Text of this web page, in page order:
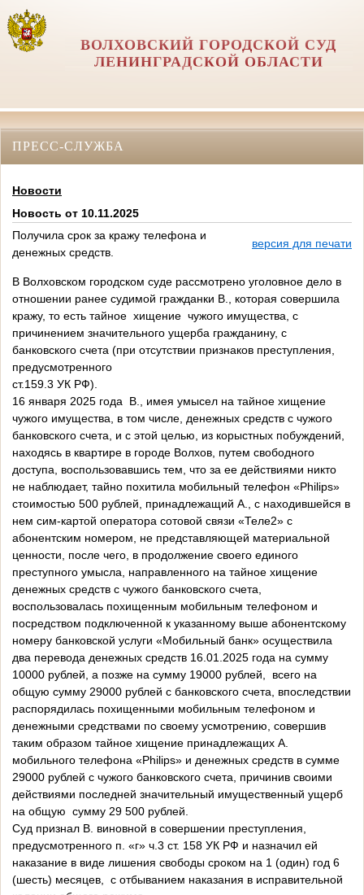
ВОЛХОВСКИЙ ГОРОДСКОЙ СУД
ЛЕНИНГРАДСКОЙ ОБЛАСТИ
ПРЕСС-СЛУЖБА
Новости
Новость от 10.11.2025
Получила срок за кражу телефона и
денежных средств.
версия для печати
В Волховском городском суде рассмотрено уголовное дело в
отношении ранее судимой гражданки В., которая совершила
кражу, то есть тайное хищение чужого имущества, с
причинением значительного ущерба гражданину, с
банковского счета (при отсутствии признаков преступления,
предусмотренного
ст.159.3 УК РФ).
16 января 2025 года В., имея умысел на тайное хищение
чужого имущества, в том числе, денежных средств с чужого
банковского счета, и с этой целью, из корыстных побуждений,
находясь в квартире в городе Волхов, путем свободного
доступа, воспользовавшись тем, что за ее действиями никто
не наблюдает, тайно похитила мобильный телефон «Philips»
стоимостью 500 рублей, принадлежащий А., с находившейся в
нем сим-картой оператора сотовой связи «Теле2» с
абонентским номером, не представляющей материальной
ценности, после чего, в продолжение своего единого
преступного умысла, направленного на тайное хищение
денежных средств с чужого банковского счета,
воспользовалась похищенным мобильным телефоном и
посредством подключенной к указанному выше абонентскому
номеру банковской услуги «Мобильный банк» осуществила
два перевода денежных средств 16.01.2025 года на сумму
10000 рублей, а позже на сумму 19000 рублей, всего на
общую сумму 29000 рублей с банковского счета, впоследствии
распорядилась похищенными мобильным телефоном и
денежными средствами по своему усмотрению, совершив
таким образом тайное хищение принадлежащих А.
мобильного телефона «Philips» и денежных средств в сумме
29000 рублей с чужого банковского счета, причинив своими
действиями последней значительный имущественный ущерб
на общую сумму 29 500 рублей.
Суд признал В. виновной в совершении преступления,
предусмотренного п. «г» ч.3 ст. 158 УК РФ и назначил ей
наказание в виде лишения свободы сроком на 1 (один) год 6
(шесть) месяцев, с отбыванием наказания в исправительной